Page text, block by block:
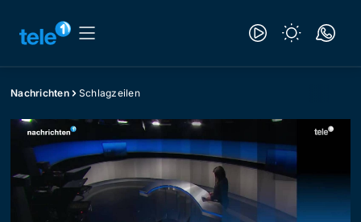
Nachrichten Schlagzeilen